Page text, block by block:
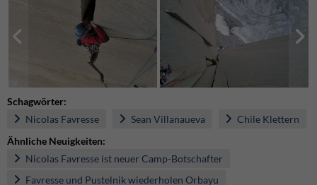
Schagwörter:
Nicolas Favresse
Sean Villanaueva
Chile Klettern
Ähnliche Neuigkeiten:
Nicolas Favresse ist neuer Camp-Botschafter
Favresse und Pustelnik wiederholen Orbayu